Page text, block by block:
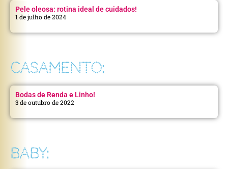
Pele oleosa: rotina ideal de cuidados!
1 de julho de 2024
CASAMENTO:
Bodas de Renda e Linho!
3 de outubro de 2022
BABY: